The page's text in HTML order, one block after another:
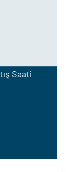
Saati